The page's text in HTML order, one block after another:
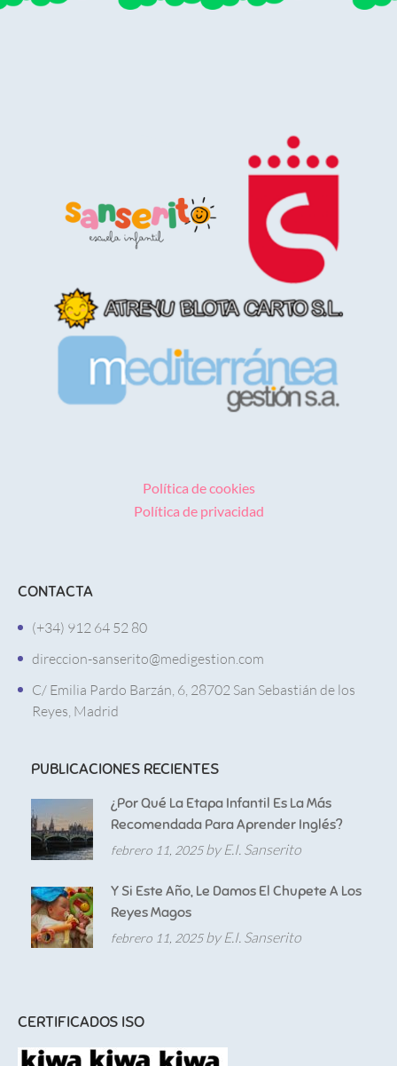
Política de cookies
Política de privacidad
CONTACTA
(+34) 912 64 52 80
direccion-sanserito@medigestion.com
C/ Emilia Pardo Barzán, 6, 28702 San Sebastián de los
Reyes, Madrid
PUBLICACIONES RECIENTES
¿Por Qué La Etapa Infantil Es La Más
Recomendada Para Aprender Inglés?
febrero 11, 2025 by E.I. Sanserito
Y Si Este Año, Le Damos El Chupete A Los
Reyes Magos
febrero 11, 2025 by E.I. Sanserito
CERTIFICADOS ISO